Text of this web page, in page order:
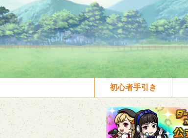
初心者手引き